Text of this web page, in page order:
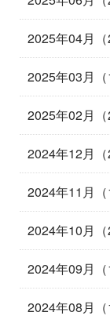
2025年04月（
2025年03月（
2025年02月（
2024年12月（
2024年11月（
2024年10月（
2024年09月（
2024年08月（